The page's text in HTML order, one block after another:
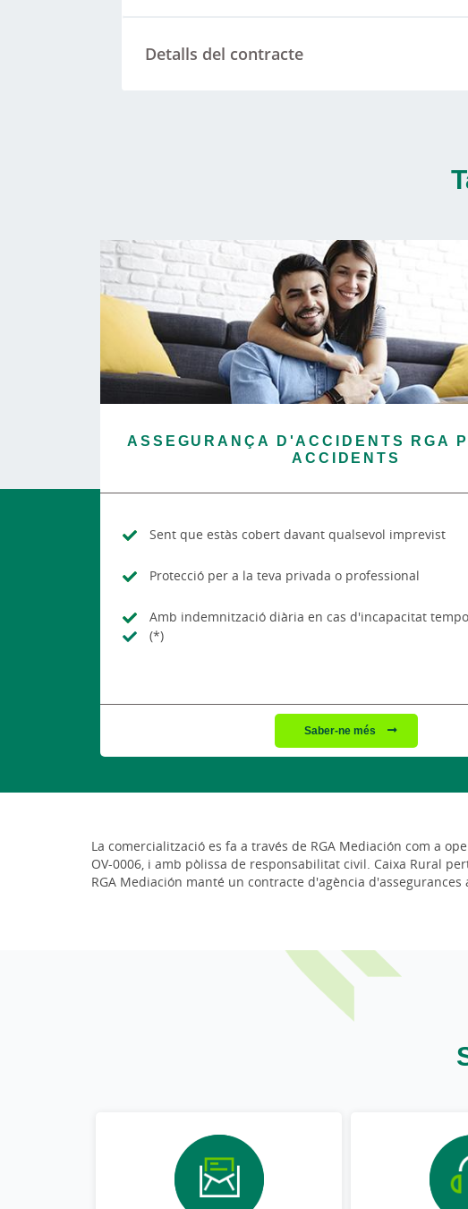
Detalls del contracte
ASSEGURANÇA D'ACCIDENTS RGA
ACCIDENTS
Sent que estàs cobert davant qualsevol imprevist
Protecció per a la teva privada o professional
Amb indemnització diària en cas d'incapacitat
(*)
Saber-ne més
La comercialització es fa a través de RGA Mediación com a
OV-0006, i amb pòlissa de responsabilitat civil. Caixa Rural
RGA Mediación manté un contracte d'agència d'assegurances